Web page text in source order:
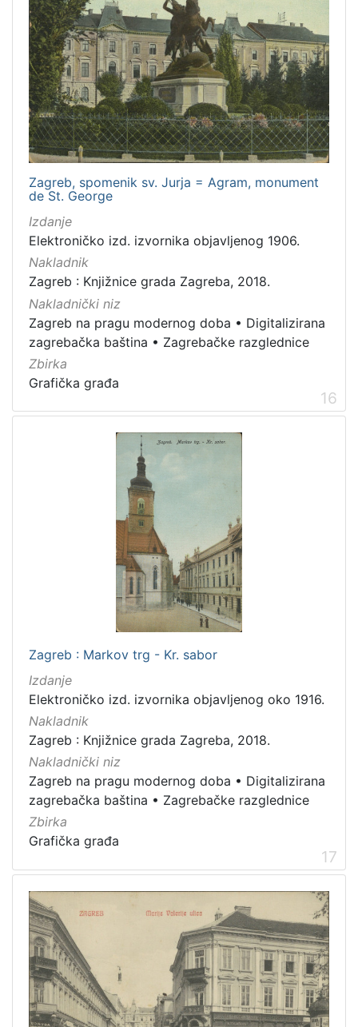
Zagreb, spomenik sv. Jurja = Agram, monument
de St. George
Izdanje
Elektroničko izd. izvornika objavljenog 1906.
Nakladnik
Zagreb : Knjižnice grada Zagreba, 2018.
Nakladnički niz
Zagreb na pragu modernog doba • Digitalizirana
zagrebačka baština • Zagrebačke razglednice
Zbirka
Grafička građa
16
Zagreb : Markov trg - Kr. sabor
Izdanje
Elektroničko izd. izvornika objavljenog oko 1916.
Nakladnik
Zagreb : Knjižnice grada Zagreba, 2018.
Nakladnički niz
Zagreb na pragu modernog doba • Digitalizirana
zagrebačka baština • Zagrebačke razglednice
Zbirka
Grafička građa
17